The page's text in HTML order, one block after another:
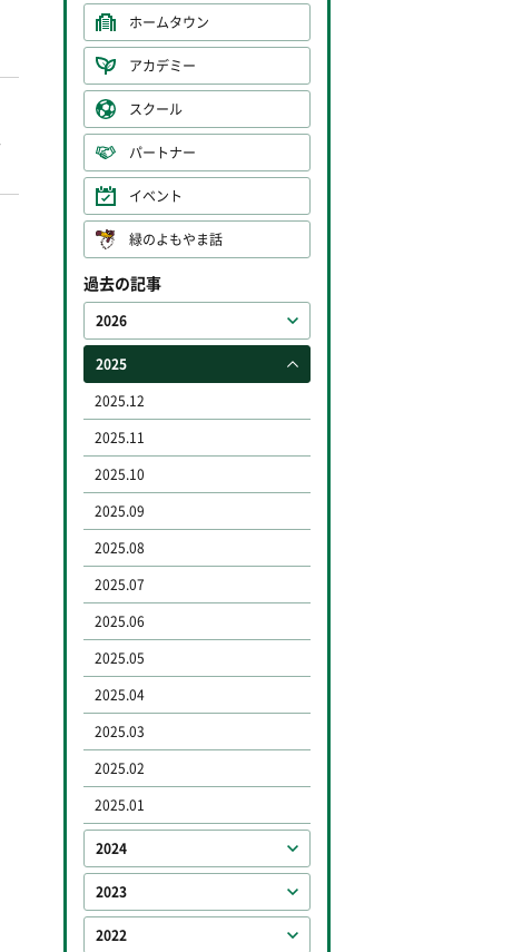
ホームタウン
アカデミー
スクール
パートナー
イベント
緑のよもやま話
過去の記事
2026
2025
2025.12
2025.11
2025.10
2025.09
2025.08
2025.07
2025.06
2025.05
2025.04
2025.03
2025.02
2025.01
2024
2023
2022